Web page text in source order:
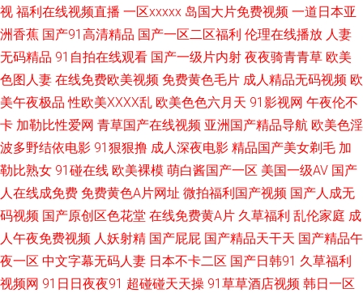
蚪色情 超碰人人上人人摸 黄色中文字幕 人人摸人人换 午夜男人网 一区二区
国产自拍 a欧美性爱 国产三级视频 男人av资源在线 三级三级久久香港 在线
导航AV AV网站入 福利影院导航 美女涩涩网站 日韩色站导航 亚洲伦理自拍
狼友激情综合 色色影院 黄色中文视频 日本视频网页 丝袜美腿噜噜 在线观看
伦理 大香蕉久久综合 玖玖麻豆 狠狠久久 福利社一区 成人天堂 97色色综合
网 91a视频在线 亚洲色色狼456 国产一级视频 日本丝袜足交 在线观看91视
视 福利在线视频直播 一区xxxxx 岛国大片免费视频 一道日本亚
洲香蕉 国产91高清精品 国产一区二区福利 伦理在线播放 人妻
无码精品 91自拍在线观看 国产一级片内射 夜夜骑青青草 欧美
色图人妻 在线免费欧美视频 免费黄色毛片 成人精品无码视频 欧
美午夜极品 性欧美ⅩⅩⅩⅩ乱 欧美色色六月天 91影视网 午夜伦不
卡 加勒比性爱网 青草国产在线视频 亚洲国产精品导航 欧美色淫
波多野结依电影 91狠狠撸 成人深夜电影 精品国产美女剃毛 加
勒比熟女 91碰在线 欧美裸模 萌白酱国产一区 美国一级AV 国产
人在线成免费 免费黄色A片网址 微拍福利国产视频 国产人成无
码视频 国产原创区色花堂 在线免费黄A片 久草福利 乱伦家庭 成
人午夜免费视频 人妖射精 国产屁屁 国产精品天干天 国产精品午
夜一区 中文字幕无码人妻 日本不卡二区 国产日韩91 久草福利
视频网 91日日夜夜91 超碰碰天天操 91草草酒店视频 韩日一区